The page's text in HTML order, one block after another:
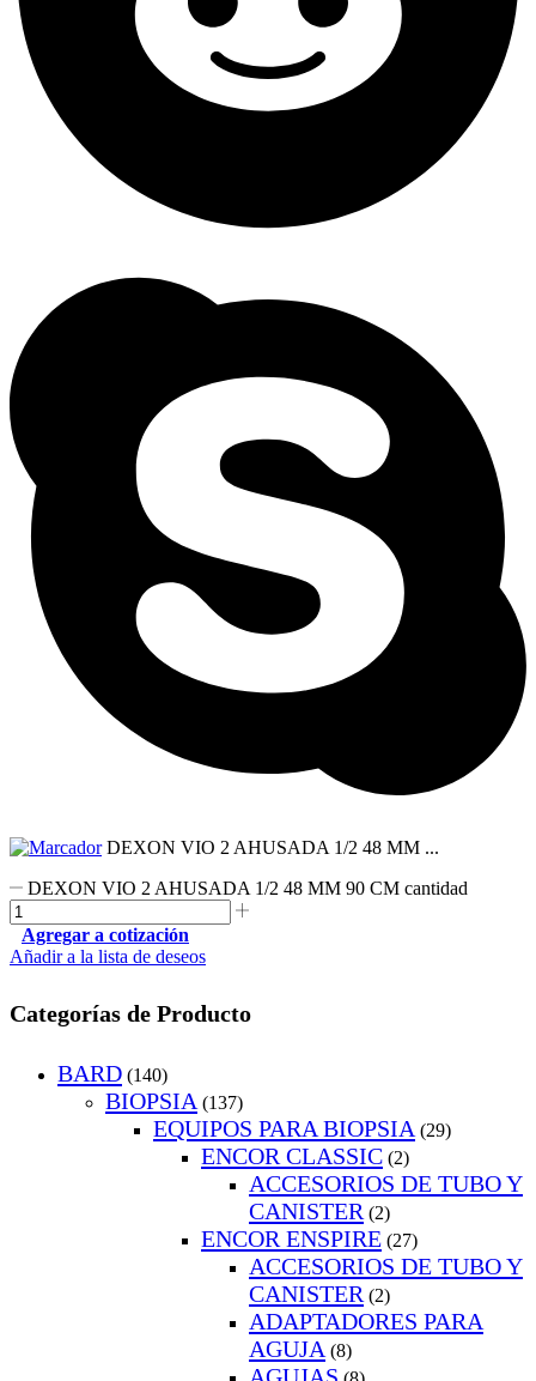
DEXON VIO 2 AHUSADA 1/2 48 MM ...
DEXON VIO 2 AHUSADA 1/2 48 MM 90 CM cantidad
Agregar a cotización
Añadir a la lista de deseos
Categorías de Producto
BARD (140)
BIOPSIA (137)
EQUIPOS PARA BIOPSIA (29)
ENCOR CLASSIC (2)
ACCESORIOS DE TUBO Y
CANISTER (2)
ENCOR ENSPIRE (27)
ACCESORIOS DE TUBO Y
CANISTER (2)
ADAPTADORES PARA
AGUJA (8)